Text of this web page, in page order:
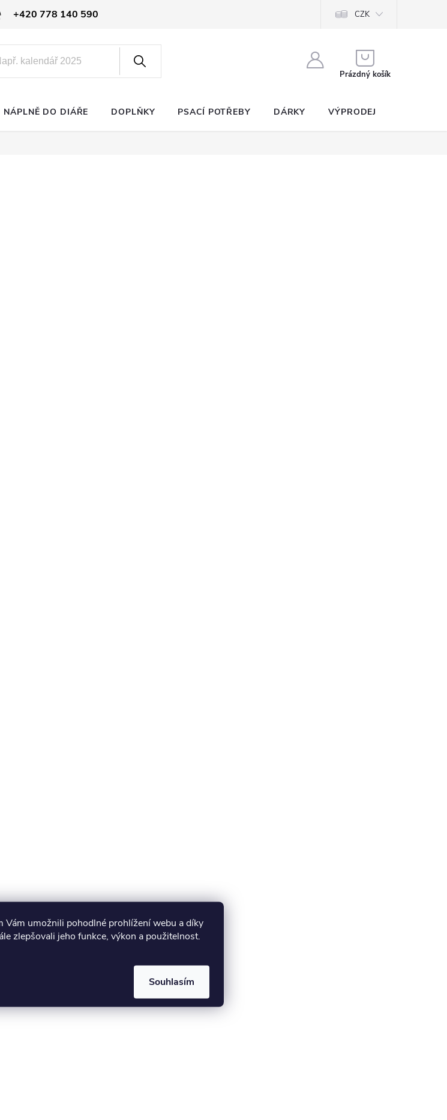
Vám umožnili pohodlné prohlížení webu a díky
zlepšovali jeho funkce, výkon a použitelnost.
Souhlasím
+420 778 140 590 CZK
KOŠÍK
Prázdný košík
NÁPLNĚ DO DIÁŘE DOPLŇKY PSACÍ POTŘEBY DÁRKY VÝPRODEJ